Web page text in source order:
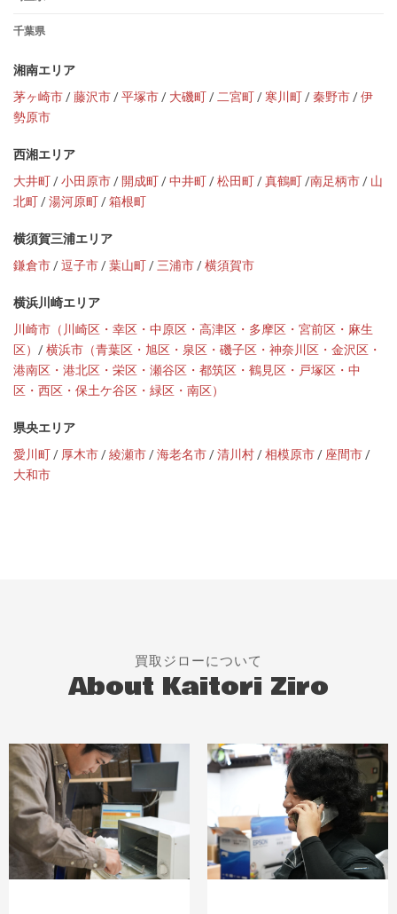
千葉県
湘南エリア
茅ヶ崎市/藤沢市/平塚市/ 大磯町/二宮町/寒川町/秦野市/伊
勢原市
西湘エリア
大井町/小田原市/ 開成町/中井町/松田町/真鶴町/南足柄市/ 山
北町/湯河原町/箱根町
横須賀三浦エリア
鎌倉市/逗子市/葉山町/三浦市/横須賀市
横浜川崎エリア
川崎市（川崎区・幸区・中原区・高津区・多摩区・宮前区・麻生
区） /横浜市（青葉区・旭区・泉区・磯子区・神奈川区・金沢区・
港南区・港北区・栄区・瀬谷区・都筑区・鶴見区・戸塚区・中
区・西区・保土ケ谷区・緑区・南区）
県央エリア
愛川町/ 厚木市/綾瀬市/海老名市/清川村/相模原市/ 座間市/
大和市
買取ジローについて
About Kaitori Ziro